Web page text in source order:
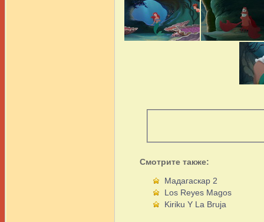
Смотрите также:
Мадагаскар 2
Los Reyes Magos
Kiriku Y La Bruja